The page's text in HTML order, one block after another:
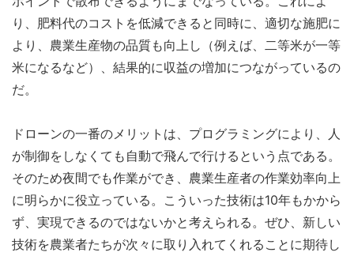
り、肥料代のコストを低減できると同時に、適切な施肥に
より、農業生産物の品質も向上し（例えば、二等米が一等
米になるなど）、結果的に収益の増加につながっているの
だ。
ドローンの一番のメリットは、プログラミングにより、人
が制御をしなくても自動で飛んで行けるという点である。
そのため夜間でも作業ができ、農業生産者の作業効率向上
に明らかに役立っている。こういった技術は10年もかから
ず、実現できるのではないかと考えられる。ぜひ、新しい
技術を農業者たちが次々に取り入れてくれることに期待し